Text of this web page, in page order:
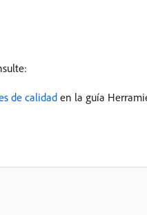
de calidad en la guía